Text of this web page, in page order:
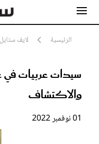
الرئيسية لايف ستايل
سيدات عربيات في
والاكتشاف
01 نوفمبر 2022
مشاهير
أناقة
جمال
سيدتي وطفلك